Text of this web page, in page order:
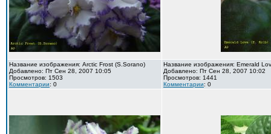
Название изображения: Arctic Frost (S.Sorano)
Добавлено: Пт Сен 28, 2007 10:05
Просмотров: 1503
Комментарии: 0
Название изображения: Emerald
Добавлено: Пт Сен 28, 2007 10:02
Просмотров: 1441
Комментарии: 0